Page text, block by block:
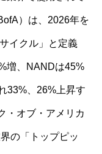
）は、2026年を
イクル」と定義
増、NANDは45%
33%、26%上昇す
・オブ・アメリカ
の「トップピッ